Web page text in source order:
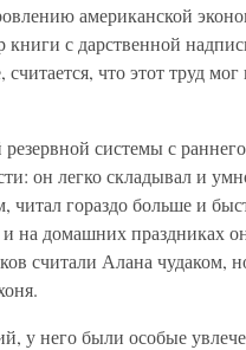
американской
книги с дарственной
что этот труд мог
системы с
он легко складывал и
гораздо больше и
на домашних праздниках
считали Алана чудаком,
у него были особые